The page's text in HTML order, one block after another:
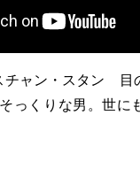
チャン・スタン 目
っくりな男。世に